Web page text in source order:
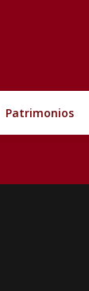
Patrimonios